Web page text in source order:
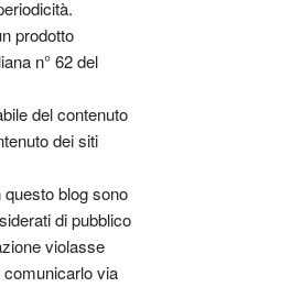
prodotto
n° 62 del
del contenuto
dei siti
blog sono
di pubblico
violasse
comunicarlo via